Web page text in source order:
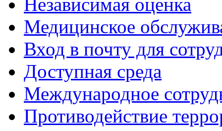
Независимая оценка
Медицинское
Вход в почту для
Доступная среда
Международное
Противодействие